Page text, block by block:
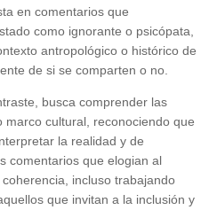
en comentarios que
como ignorante o psicópata,
antropológico o histórico de
de si se comparten o no.
busca comprender las
marco cultural, reconociendo que
la realidad y de
comentarios que elogian al
incluso trabajando
que invitan a la inclusión y